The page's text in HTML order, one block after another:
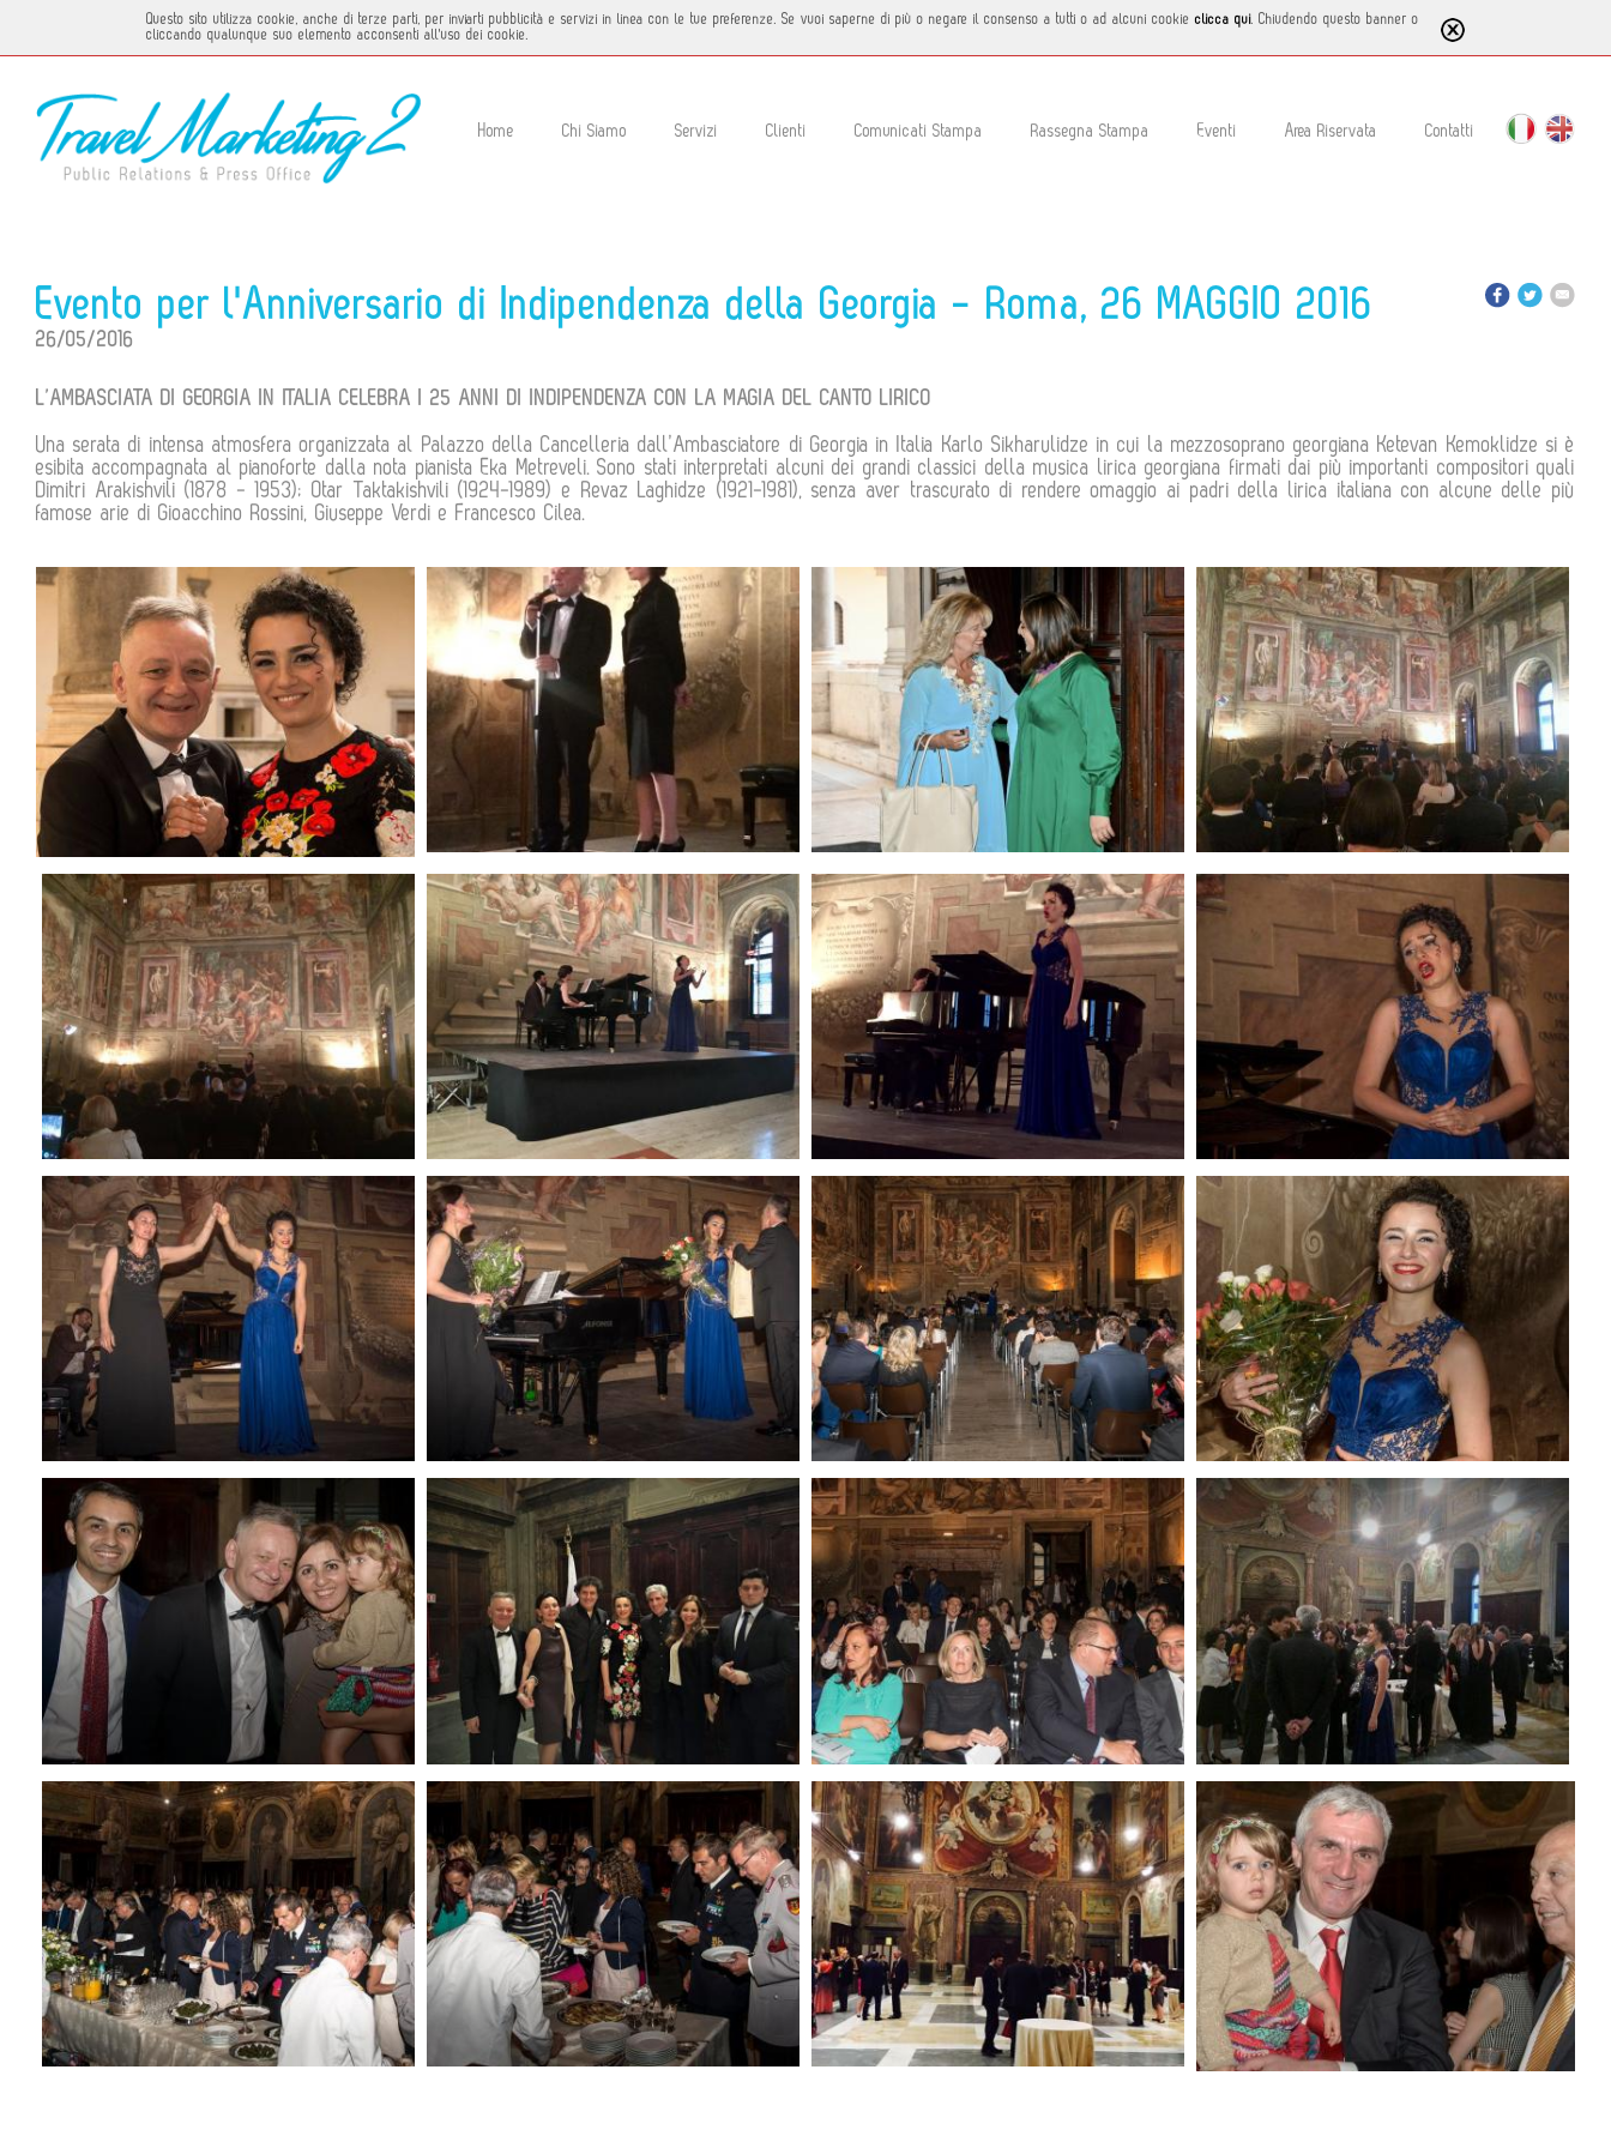
Questo sito utilizza cookie, anche di terze parti, per inviarti pubblicità e servizi in linea con le tue preferenze. Se vuoi saperne di più o negare il consenso a tutti o ad alcuni cookieclicca qui . Chiudendo questo banner o
cliccando qualunque suo elemento acconsenti all'uso dei cookie.
Home Chi Siamo Servizi Clienti Comunicati Stampa Rassegna Stampa Eventi Area Riservata Contatti
Evento per l'Anniversario di Indipendenza della Georgia - Roma, 26 MAGGIO 2016
26/05/2016
L’AMBASCIATA DI GEORGIA IN ITALIA CELEBRA I 25 ANNI DI INDIPENDENZA CON LA MAGIA DEL CANTO LIRICO
Una serata di intensa atmosfera organizzata al Palazzo della Cancelleria dall’Ambasciatore di Georgia in Italia Karlo Sikharulidze in cui la mezzosoprano georgiana Ketevan Kemoklidze si è
esibita accompagnata al pianoforte dalla nota pianista Eka Metreveli. Sono stati interpretati alcuni dei grandi classici della musica lirica georgiana firmati dai più importanti compositori quali
Dimitri Arakishvili (1878 - 1953); Otar Taktakishvili (1924-1989) e Revaz Laghidze (1921-1981), senza aver trascurato di rendere omaggio ai padri della lirica italiana con alcune delle più
famose arie di Gioacchino Rossini, Giuseppe Verdi e Francesco Cilea.